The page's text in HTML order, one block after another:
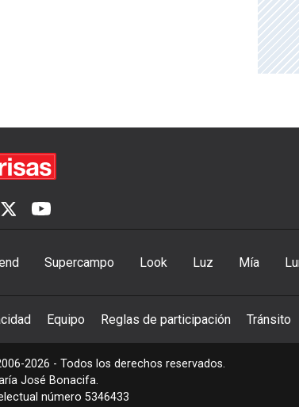
Supercampo Look Luz Mía
Equipo Reglas de participación Tránsito
2026 - Todos los derechos reservados.
José Bonacifa.
número 5346433